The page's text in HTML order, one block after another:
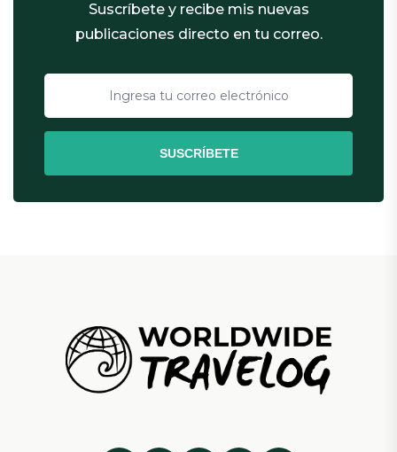
Suscríbete y recibe mis nuevas
publicaciones directo en tu correo.
SUSCRÍBETE